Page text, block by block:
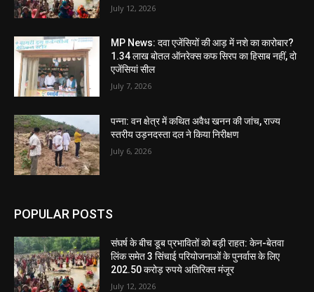
July 12, 2026
MP News: दवा एजेंसियों की आड़ में नशे का कारोबार?
1.34 लाख बोतल ऑनरेक्स कफ सिरप का हिसाब नहीं, दो
एजेंसियां सील
July 7, 2026
पन्ना: वन क्षेत्र में कथित अवैध खनन की जांच, राज्य
स्तरीय उड़नदस्ता दल ने किया निरीक्षण
July 6, 2026
POPULAR POSTS
संघर्ष के बीच डूब प्रभावितों को बड़ी राहत: केन-बेतवा
लिंक समेत 3 सिंचाई परियोजनाओं के पुनर्वास के लिए
202.50 करोड़ रुपये अतिरिक्त मंजूर
July 12, 2026